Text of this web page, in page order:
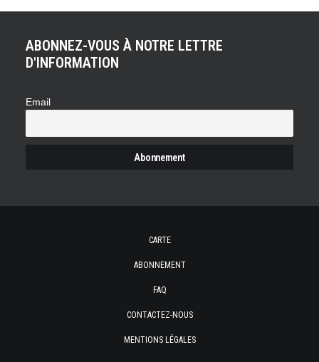
ABONNEZ-VOUS À NOTRE LETTRE
D'INFORMATION
Email
CARTE
ABONNEMENT
FAQ
CONTACTEZ-NOUS
MENTIONS LÉGALES